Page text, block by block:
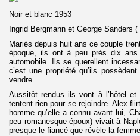
Noir et blanc 1953
Ingrid Bergmann et George Sanders
Mariés depuis huit ans ce couple
époque, ils ont à peu près dix
automobile. Ils se querellent
c’est une propriété qu’ils
vendre.
Aussitôt rendus ils vont à l’hôtel
tentent rien pour se rejoindre. Alex
homme qu’elle a connu avant lui,
peu romanesque époux) vivait à
presque le fiancé que révèle la